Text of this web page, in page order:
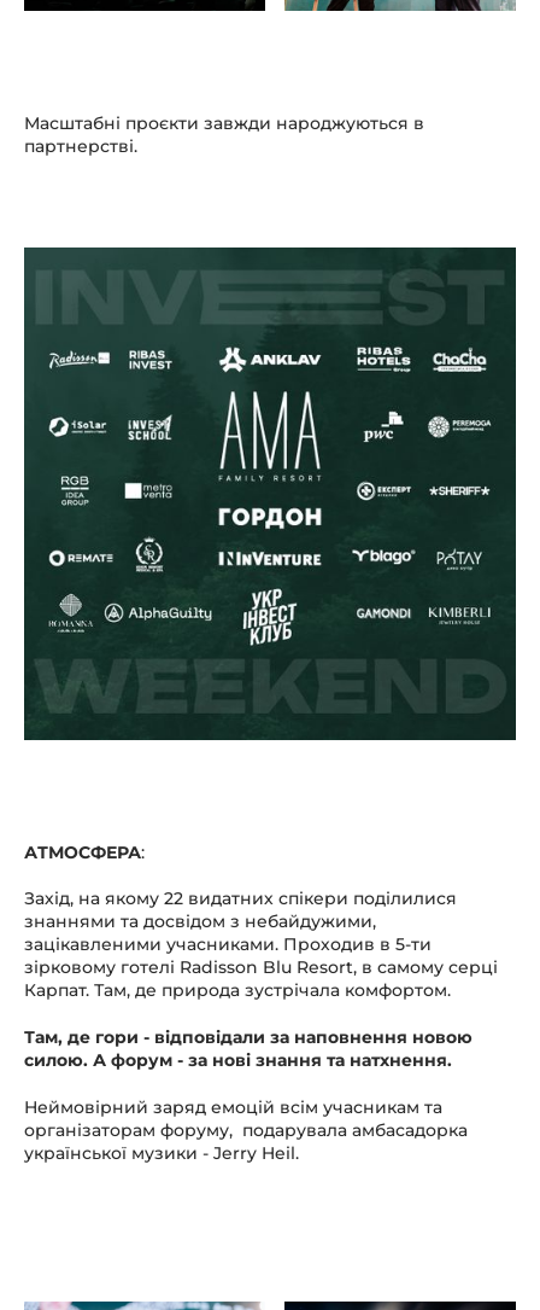
Масштабні проєкти завжди народжуються в
партнерстві.
АТМОСФЕРА:
Захід, на якому 22 видатних спікери поділилися
знаннями та досвідом з небайдужими,
зацікавленими учасниками. Проходив в 5-ти
зірковому готелі Radisson Blu Resort, в самому серці
Карпат. Там, де природа зустрічала комфортом.
Там, де гори - відповідали за наповнення новою
силою. А форум - за нові знання та натхнення.
Неймовірний заряд емоцій всім учасникам та
організаторам форуму, подарувала амбасадорка
української музики - Jerry Heil.